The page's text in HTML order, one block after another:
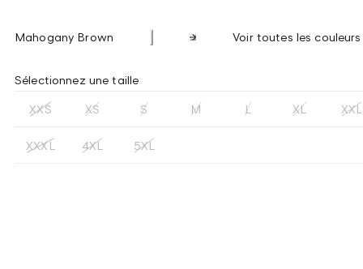
Mahogany Brown Voir toutes les couleurs
Sélectionnez une taille
XXS XS S M L XL XXL
XXXL 4XL 5XL